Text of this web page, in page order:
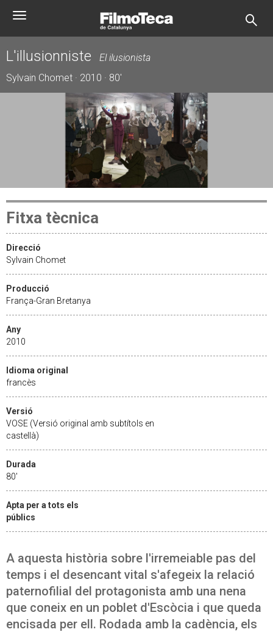
Toggle
L'illusionniste
El ilusionista
Sylvain Chomet · 2010 · 80'
Fitxa tècnica
Direcció
Sylvain Chomet
Producció
França-Gran Bretanya
Any
2010
Idioma original
francès
Versió
VOSE (Versió original amb subtítols en
castellà)
Durada
80'
Apta per a tots els
públics
A aquesta història sobre l'irremeiable pas del
temps i el desencant vital s'afegeix la relació
paternofilial del protagonista amb una nena
que coneix en un poblet d'Escòcia i que queda
encisada per ell. Rodada amb la cadència, els